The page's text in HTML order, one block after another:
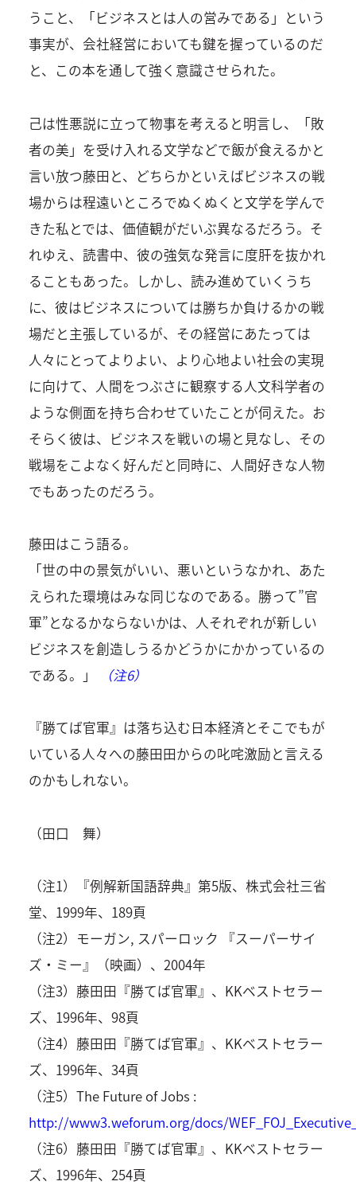
うこと、「ビジネスとは人の営みである」という
事実が、会社経営においても鍵を握っているのだ
と、この本を通して強く意識させられた。
己は性悪説に立って物事を考えると明言し、「敗
者の美」を受け入れる文学などで飯が食えるかと
言い放つ藤田と、どちらかといえばビジネスの戦
場からは程遠いところでぬくぬくと文学を学んで
きた私とでは、価値観がだいぶ異なるだろう。そ
れゆえ、読書中、彼の強気な発言に度肝を抜かれ
ることもあった。しかし、読み進めていくうち
に、彼はビジネスについては勝ちか負けるかの戦
場だと主張しているが、その経営にあたっては
人々にとってよりよい、より心地よい社会の実現
に向けて、人間をつぶさに観察する人文科学者の
ような側面を持ち合わせていたことが伺えた。お
そらく彼は、ビジネスを戦いの場と見なし、その
戦場をこよなく好んだと同時に、人間好きな人物
でもあったのだろう。
藤田はこう語る。
「世の中の景気がいい、悪いというなかれ、あた
えられた環境はみな同じなのである。勝って”官
軍”となるかならないかは、人それぞれが新しい
ビジネスを創造しうるかどうかにかかっているの
である。」
（注6）
『勝てば官軍』は落ち込む日本経済とそこでもが
いている人々への藤田田からの叱咤激励と言える
のかもしれない。
（田口 舞）
（注1）『例解新国語辞典』第5版、株式会社三省
堂、1999年、189頁
（注2）モーガン, スパーロック 『スーパーサイ
ズ・ミー』（映画）、2004年
（注3）藤田田『勝てば官軍』、KKベストセラー
ズ、1996年、98頁
（注4）藤田田『勝てば官軍』、KKベストセラー
ズ、1996年、34頁
（注5）The Future of Jobs :
http://www3.weforum.org/docs/
（注6）藤田田『勝てば官軍』、KKベストセラー
ズ、1996年、254頁